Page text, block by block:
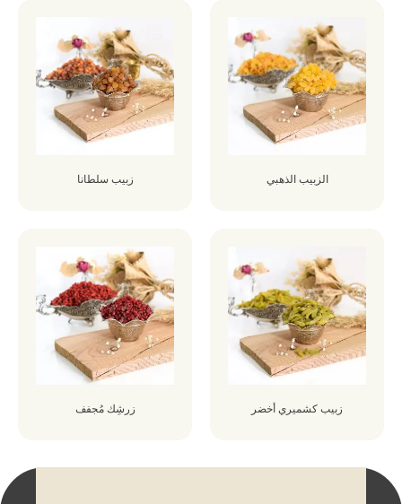
الزبيب الذهبي زبيب سلطانا
زبيب كشميري أخضر زرشِك مُجفف